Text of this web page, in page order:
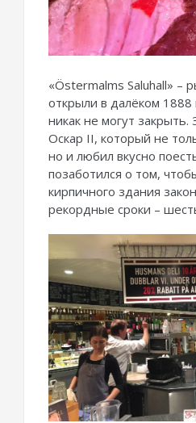
«Östermalms Saluhall» –
открыли в далёком 1888
никак не могут закрыть.
Оскар II, который не
но и любил вкусно
позаботился о том,
кирпичного здания
рекордные сроки –